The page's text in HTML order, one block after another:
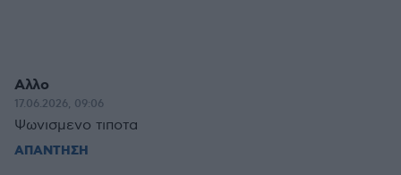
Αλλο
17.06.2026, 09:06
Ψωνισμενο τιποτα
ΑΠΑΝΤΗΣΗ